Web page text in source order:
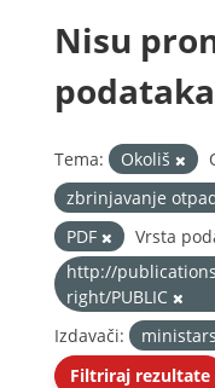
Nisu
podataka
Tema: Okoliš
zbrinjavanje
PDF
Vrsta
http://
right/PUBLIC
Izdavači:
Filtriraj rezultate